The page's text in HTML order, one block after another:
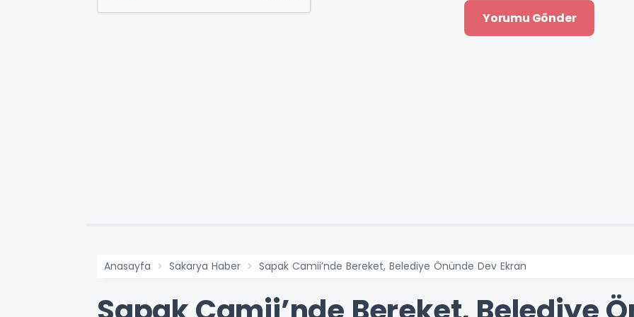
Anasayfa Sakarya Haber Sapak Camii’nde Bereket, Belediye Önünde Dev Ekran